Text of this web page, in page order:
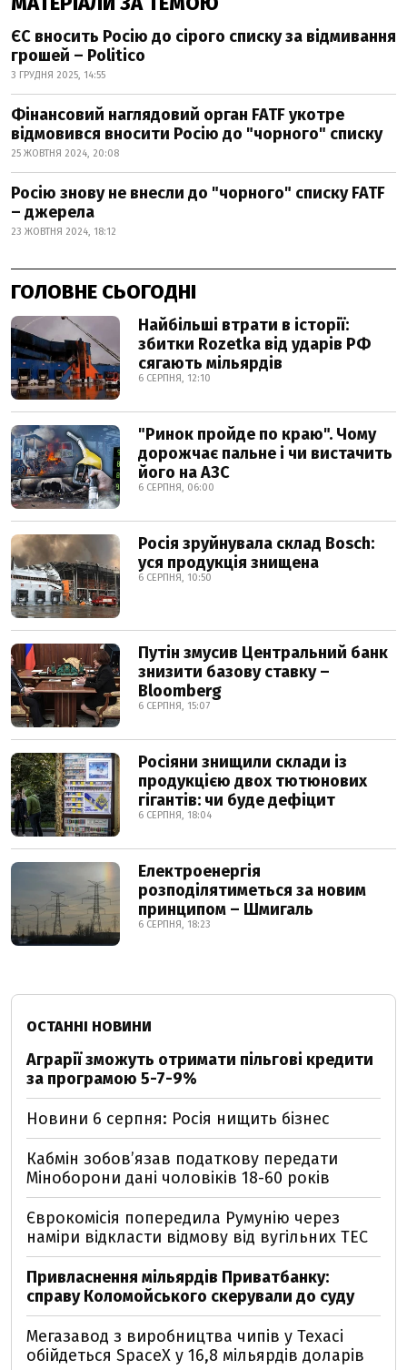
ЄС вносить Росію до сірого списку за відмивання
грошей – Politico
3 ГРУДНЯ 2025, 14:55
Фінансовий наглядовий орган FATF укотре
відмовився вносити Росію до "чорного" списку
25 ЖОВТНЯ 2024, 20:08
Росію знову не внесли до "чорного" списку FATF
– джерела
23 ЖОВТНЯ 2024, 18:12
ГОЛОВНЕ СЬОГОДНІ
Найбільші втрати в історії:
збитки Rozetka від ударів РФ
сягають мільярдів
6 СЕРПНЯ, 12:10
"Ринок пройде по краю". Чому
дорожчає пальне і чи вистачить
його на АЗС
6 СЕРПНЯ, 06:00
Росія зруйнувала склад Bosch:
уся продукція знищена
6 СЕРПНЯ, 10:50
Путін змусив Центральний банк
знизити базову ставку –
Bloomberg
6 СЕРПНЯ, 15:07
Росіяни знищили склади із
продукцією двох тютюнових
гігантів: чи буде дефіцит
6 СЕРПНЯ, 18:04
Електроенергія
розподілятиметься за новим
принципом – Шмигаль
6 СЕРПНЯ, 18:23
ОСТАННІ НОВИНИ
Аграрії зможуть отримати пільгові кредити
за програмою 5-7-9%
Новини 6 серпня: Росія нищить бізнес
Кабмін зобовʼязав податкову передати
Міноборони дані чоловіків 18-60 років
Єврокомісія попередила Румунію через
наміри відкласти відмову від вугільних ТЕС
Привласнення мільярдів Приватбанку:
справу Коломойського скерували до суду
Мегазавод з виробництва чипів у Техасі
обійдеться SpaceX у 16,8 мільярдів доларів